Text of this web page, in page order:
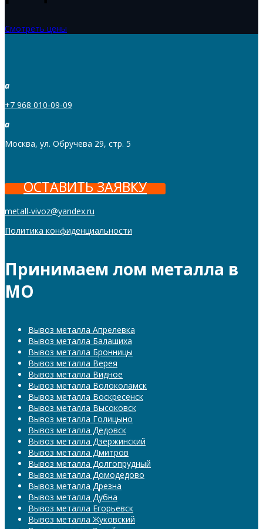
Смотреть цены
a
+7 968 010-09-09
a
Москва, ул. Обручева 29, стр. 5
ОСТАВИТЬ ЗАЯВКУ
metall-vivoz@yandex.ru
Политика конфиденциальности
Принимаем лом металла в
МО
Вывоз металла Апрелевка
Вывоз металла Балашиха
Вывоз металла Бронницы
Вывоз металла Верея
Вывоз металла Видное
Вывоз металла Волоколамск
Вывоз металла Воскресенск
Вывоз металла Высоковск
Вывоз металла Голицыно
Вывоз металла Дедовск
Вывоз металла Дзержинский
Вывоз металла Дмитров
Вывоз металла Долгопрудный
Вывоз металла Домодедово
Вывоз металла Дрезна
Вывоз металла Дубна
Вывоз металла Егорьевск
Вывоз металла Жуковский